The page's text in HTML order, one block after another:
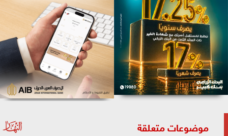
موضوعات متعلقة